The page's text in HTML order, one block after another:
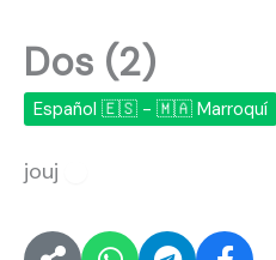
Dos (2)
Español 🇪🇸 - 🇲🇦 Marroquí
jouj